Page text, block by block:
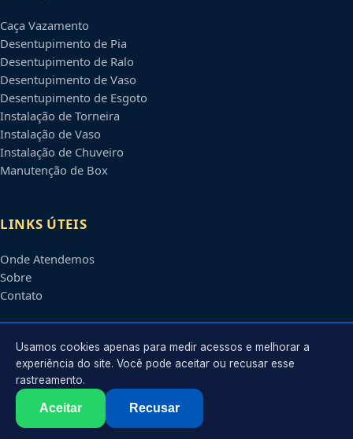
Caça Vazamento
Desentupimento de Pia
Desentupimento de Ralo
Desentupimento de Vaso
Desentupimento de Esgoto
Instalação de Torneira
Instalação de Vaso
Instalação de Chuveiro
Manutenção de Box
LINKS ÚTEIS
Onde Atendemos
Sobre
Contato
CONTATO
Atendimento em
contato@encanadoremuberaba.com.br
2026 Encanador emUberaba
. Todos os direitos reservados.
Usamos cookies apenas para medir acessos e melhorar a
experiência do site. Você pode aceitar ou recusar esse
rastreamento.
Aceitar Recusar